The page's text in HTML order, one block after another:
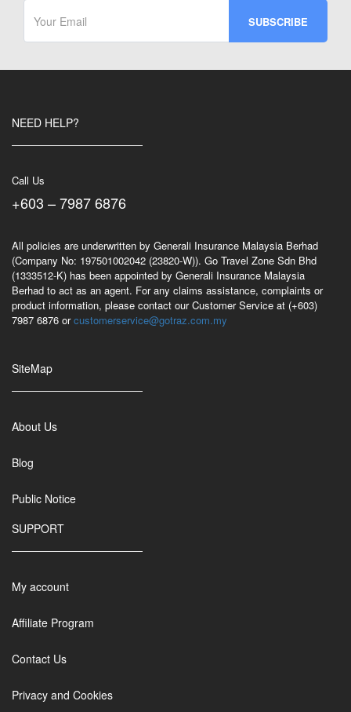
NEED HELP?
Call Us
+603 – 7987 6876
All policies are underwritten by Generali Insurance Malaysia Berhad
(Company No: 197501002042 (23820-W)). Go Travel Zone Sdn Bhd
(1333512-K) has been appointed by Generali Insurance Malaysia
Berhad to act as an agent. For any claims assistance, complaints or
product information, please contact our Customer Service at (+603)
7987 6876 orcustomerservice@gotraz.com.my
SiteMap
About Us
Blog
Public Notice
SUPPORT
My account
Affiliate Program
Contact Us
Privacy and Cookies